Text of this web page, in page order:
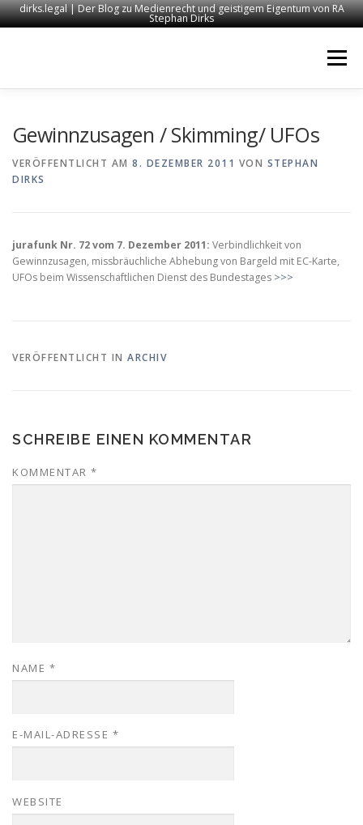
dirks.legal | Der Blog zu Medienrecht und geistigem Eigentum von RA
Stephan Dirks
Menü
MEDIEN
Gewinnzusagen / Skimming/ UFOs
VERÖFFENTLICHT AM 8. DEZEMBER 2011 VON STEPHAN
DIRKS
jurafunk Nr. 72 vom 7. Dezember 2011: Verbindlichkeit von
Gewinnzusagen, missbräuchliche Abhebung von Bargeld mit EC-Karte,
UFOs beim Wissenschaftlichen Dienst des Bundestages >>>
VERÖFFENTLICHT IN ARCHIV
SCHREIBE EINEN KOMMENTAR
KOMMENTAR *
NAME *
E-MAIL-ADRESSE *
WEBSITE